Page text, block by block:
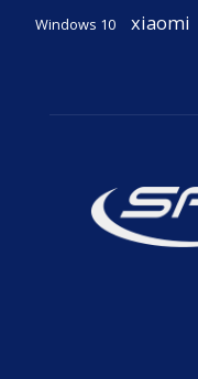
Windows 10 xiaomi